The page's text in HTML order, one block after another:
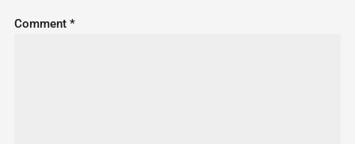
Comment *